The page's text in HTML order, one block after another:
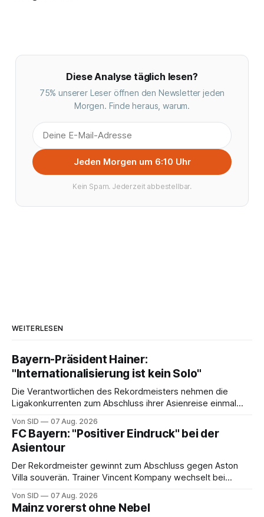
Diese Analyse täglich lesen?
75% unserer Leser öffnen den Newsletter jeden
Morgen. Finde heraus, warum.
Jeden Morgen um 6:10 Uhr
Kein Spam. Jederzeit abbestellbar.
WEITERLESEN
Bayern-Präsident Hainer:
"Internationalisierung ist kein Solo"
Die Verantwortlichen des Rekordmeisters nehmen die
Ligakonkurrenten zum Abschluss ihrer Asienreise einmal
Von SID 07 Aug. 2026
FC Bayern: "Positiver Eindruck" bei der
Asientour
Der Rekordmeister gewinnt zum Abschluss gegen Aston
Villa souverän. Trainer Vincent Kompany wechselt bei
Von SID 07 Aug. 2026
Mainz vorerst ohne Nebel